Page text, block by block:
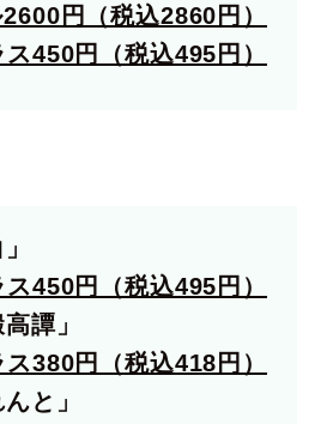
円（税込2860円）
ス450円（税込495円）
ス450円（税込495円）
譚」
ス380円（税込418円）
と」